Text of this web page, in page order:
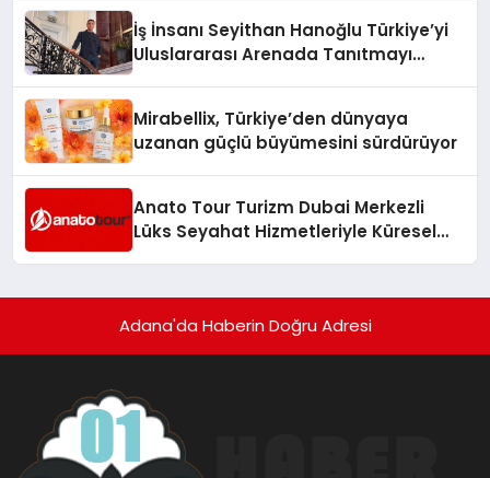
İş İnsanı Seyithan Hanoğlu Türkiye’yi
Uluslararası Arenada Tanıtmayı
Mirabellix, Türkiye’den dünyaya
uzanan güçlü büyümesini sürdürüyor
Anato Tour Turizm Dubai Merkezli
Lüks Seyahat Hizmetleriyle Küresel
Adana'da Haberin Doğru Adresi